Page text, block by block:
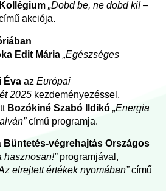
„Dobd be, ne dobd ki! –
akciója.
Edit Mária „Egészséges
Éva az Európai
2025 kezdeményezéssel,
Bozókiné Szabó Ildikó „Energia
című programja.
Büntetés-végrehajtás Országos
hasznosan!”programjával,
elrejtett értékek nyomában”című